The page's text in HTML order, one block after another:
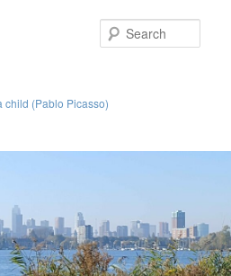
child (Pablo Picasso)